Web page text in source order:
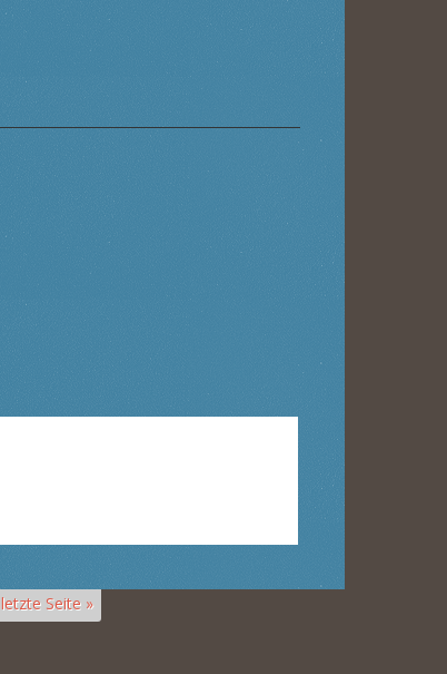
letzte Seite »